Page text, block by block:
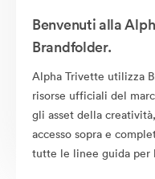
Benvenuti alla
Brandfolder.
Alpha Trivette utilizza
risorse ufficiali del
gli asset della
accesso sopra e
tutte le linee guida per